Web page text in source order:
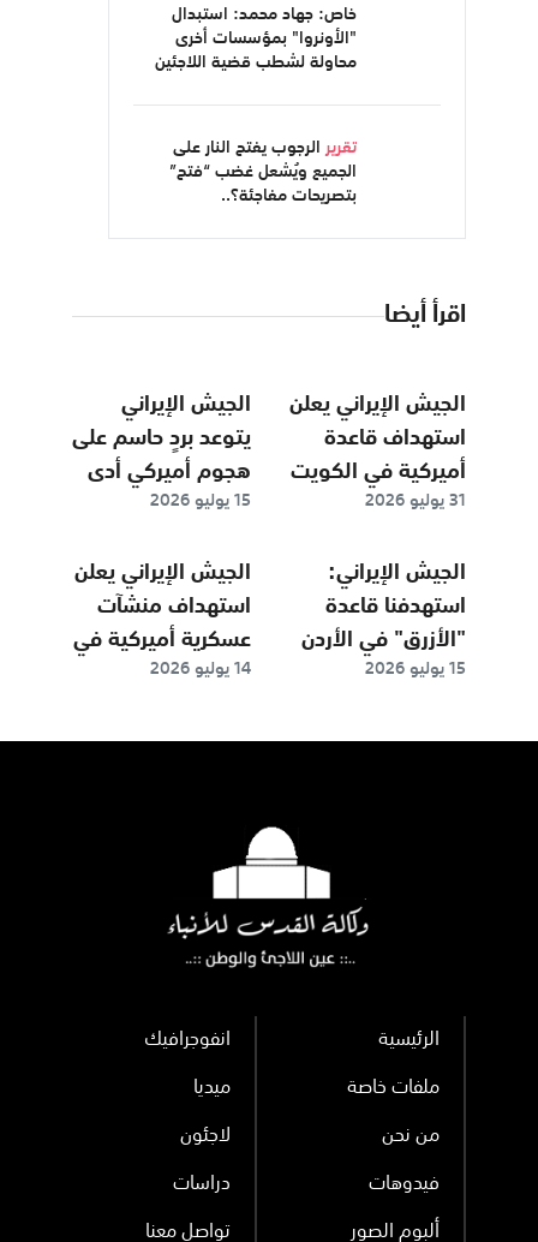
خاص: جهاد محمد: استبدال
"الأونروا" بمؤسسات أخرى
محاولة لشطب قضية اللاجئين
تقرير الرجوب يفتح النار على
الجميع ويُشعل غضب “فتح”
بتصريحات مفاجئة؟..
اقرأ أيضا
الجيش الإيراني يعلن
استهداف قاعدة
أميركية في الكويت
بمسيّرات
31 يوليو 2026
الجيش الإيراني
يتوعد بردٍ حاسم على
هجوم أميركي أدى
15 يوليو 2026
الجيش الإيراني:
استهدفنا قاعدة
"الأزرق" في الأردن
بالمسيرات الانتحارية
"الصاعقة"
15 يوليو 2026
الجيش الإيراني يعلن
استهداف منشآت
عسكرية أميركية في
الكويت وسفينة
14 يوليو 2026
الرئيسية انفوجرافيك
ملفات خاصة ميديا
من نحن لاجئون
فيدوهات دراسات
ألبوم الصور تواصل معنا